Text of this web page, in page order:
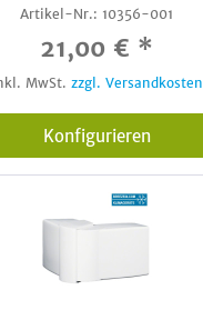
Artikel-Nr.: 10356-001
21,00 € *
MwSt. zzgl. Versandkosten
Konfigurieren